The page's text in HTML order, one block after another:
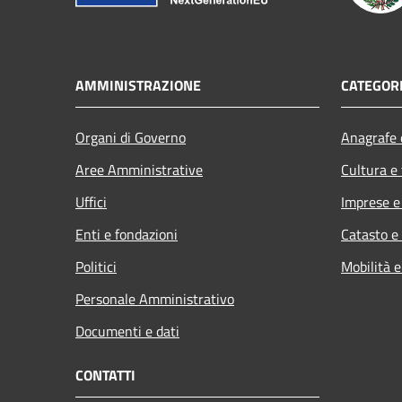
AMMINISTRAZIONE
Organi di Governo
Aree Amministrative
Uffici
Enti e fondazioni
Politici
Personale Amministrativo
Documenti e dati
Cultura
Imprese
Catasto
Mobilità
CONTATTI